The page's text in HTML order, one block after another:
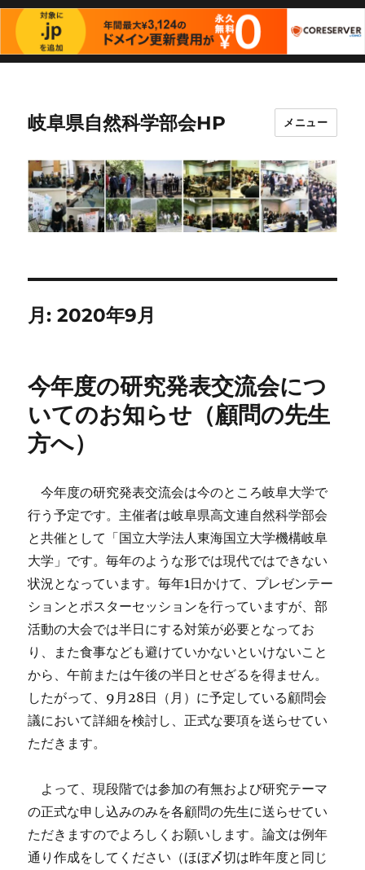
岐阜県自然科学部会HP メニュー
月:2020年9月
今年度の研究発表交流会につ
いてのお知らせ（顧問の先生
方へ）
今年度の研究発表交流会は今のところ岐阜大学で
行う予定です。主催者は岐阜県高文連自然科学部会
と共催として「国立大学法人東海国立大学機構岐阜
大学」です。毎年のような形では現代ではできない
状況となっています。毎年1日かけて、プレゼンテー
ションとポスターセッションを行っていますが、部
活動の大会では半日にする対策が必要となってお
り、また食事なども避けていかないといけないこと
から、午前または午後の半日とせざるを得ません。
したがって、9月28日（月）に予定している顧問会
議において詳細を検討し、正式な要項を送らせてい
ただきます。
よって、現段階では参加の有無および研究テーマ
の正式な申し込みのみを各顧問の先生に送らせてい
ただきますのでよろしくお願いします。論文は例年
通り作成をしてください（ほぼ〆切は昨年度と同じ